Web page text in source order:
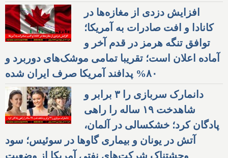
افزایش دزدی از مغازه‌ها در
کانادا و افت صادرات به آمریکا؛
توافق تنگه هرمز در قدم آخر و
آماده اعلان است؛ تقریبا تمامی موشک‌های دوربرد و
۸۰% پدافند آمریکا صرف ایران شده
دانمارک سربازی را ۳ برابر و
شاهدخت ۱۹ ساله را راهی
پادگان کرد؛ خشکسالی در آلمان،
آتش در یونان و بیماری گاوها در سوئیس؛ سود
وحشتناک شرکت‌های نفتی آمریکا از وضعیت